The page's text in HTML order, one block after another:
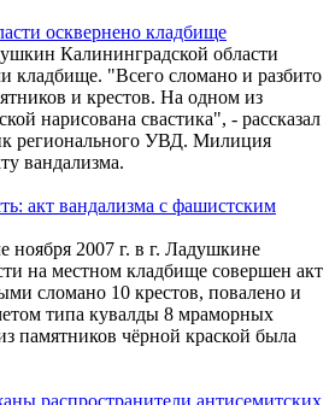
осквернено кладбище
Калининградской области
кладбище. "Всего сломано и разбито
и крестов. Hа одном из
нарисована свастика", - рассказал
регионального УВД. Милиция
вандализма.
акт вандализма с фашистским
ноября 2007 г. в г. Ладушкине
на местном кладбище совершен акт
сломано 10 крестов, повалено и
типа кувалды 8 мраморных
памятников чёрной краской была
распространители антисемитских